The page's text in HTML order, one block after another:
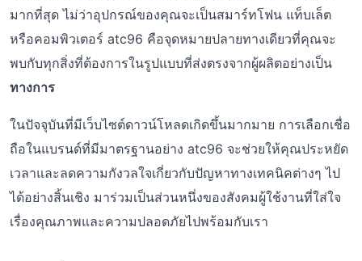
มากที่สุด ไม่ว่าอุปกรณ์ของคุณจะเป็นสมาร์ทโฟน แท็บเล็ต
หรือคอมพิวเตอร์ atc96 คือจุดหมายปลายทางเดียวที่คุณจะ
พบกับทุกสิ่งที่ต้องการในรูปแบบที่ส่งตรงจากผู้ผลิตอย่างเป็น
ทางการ
ในปัจจุบันที่มีเว็บไซต์ดาวน์โหลดเกิดขึ้นมากมาย การเลือกเชื่อ
ถือในแบรนด์ที่มีมาตรฐานอย่าง atc96 จะช่วยให้คุณประหยัด
เวลาและลดความกังวลใจเกี่ยวกับปัญหาทางเทคนิคต่างๆ ไป
ได้อย่างสิ้นเชิง มาร่วมเป็นส่วนหนึ่งของสังคมผู้ใช้งานที่ใส่ใจ
เรื่องคุณภาพและความปลอดภัยไปพร้อมกับเรา